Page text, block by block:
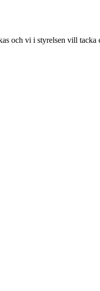
och vi i styrelsen vill